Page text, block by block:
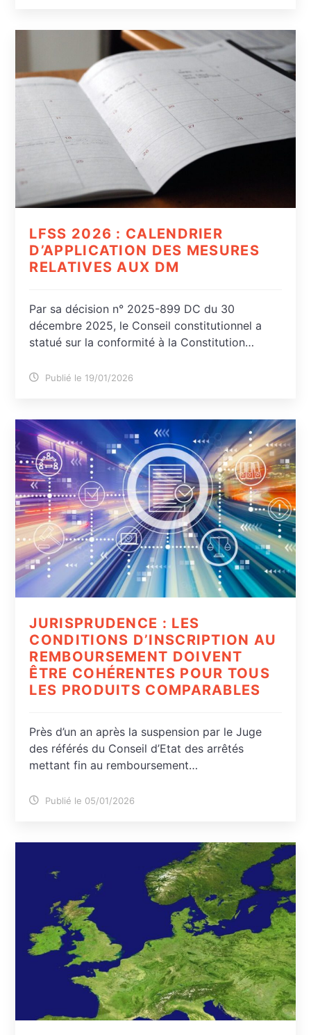
LFSS 2026 : CALENDRIER
D’APPLICATION DES MESURES
RELATIVES AUX DM
Par sa décision n° 2025-899 DC du 30
décembre 2025, le Conseil constitutionnel a
statué sur la conformité à la Constitution…
Publié le 19/01/2026
JURISPRUDENCE : LES
CONDITIONS D’INSCRIPTION AU
REMBOURSEMENT DOIVENT
ÊTRE COHÉRENTES POUR TOUS
LES PRODUITS COMPARABLES
Près d’un an après la suspension par le Juge
des référés du Conseil d’Etat des arrêtés
mettant fin au remboursement…
Publié le 05/01/2026